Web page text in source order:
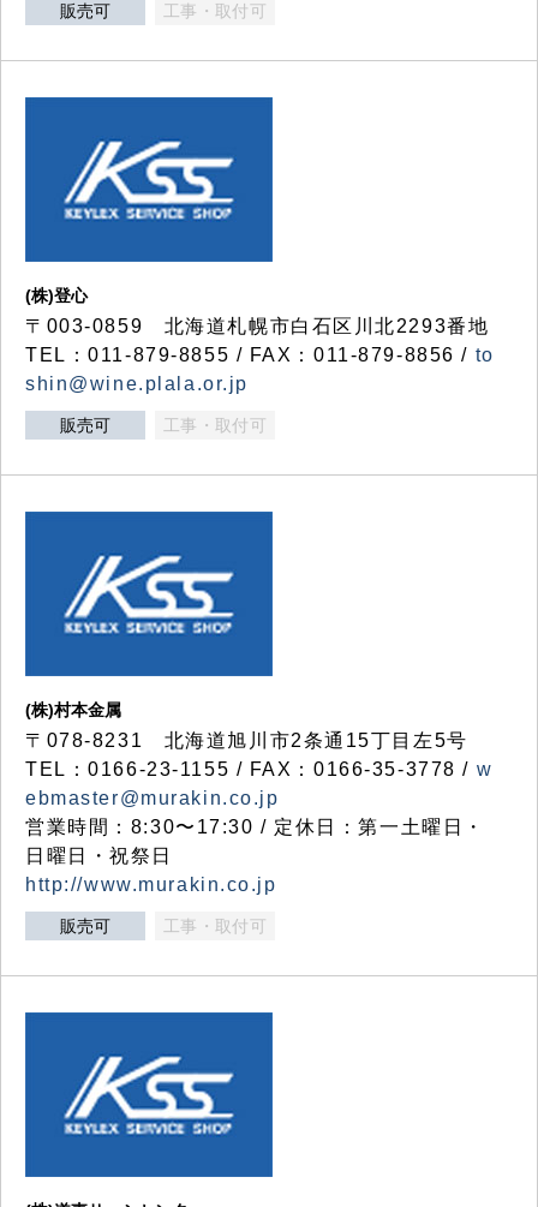
販売可 工事・取付可
(株)登心
〒003-0859 北海道札幌市白石区川北2293番地
TEL：011-879-8855 / FAX：011-879-8856 / to
shin@wine.plala.or.jp
販売可 工事・取付可
(株)村本金属
〒078-8231 北海道旭川市2条通15丁目左5号
TEL：0166-23-1155 / FAX：0166-35-3778 / w
ebmaster@murakin.co.jp
営業時間：8:30〜17:30 / 定休日：第一土曜日・
日曜日・祝祭日
http://www.murakin.co.jp
販売可 工事・取付可